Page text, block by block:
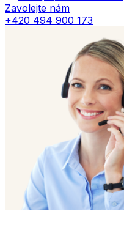
Zavolejte nám
+420 494 900 173